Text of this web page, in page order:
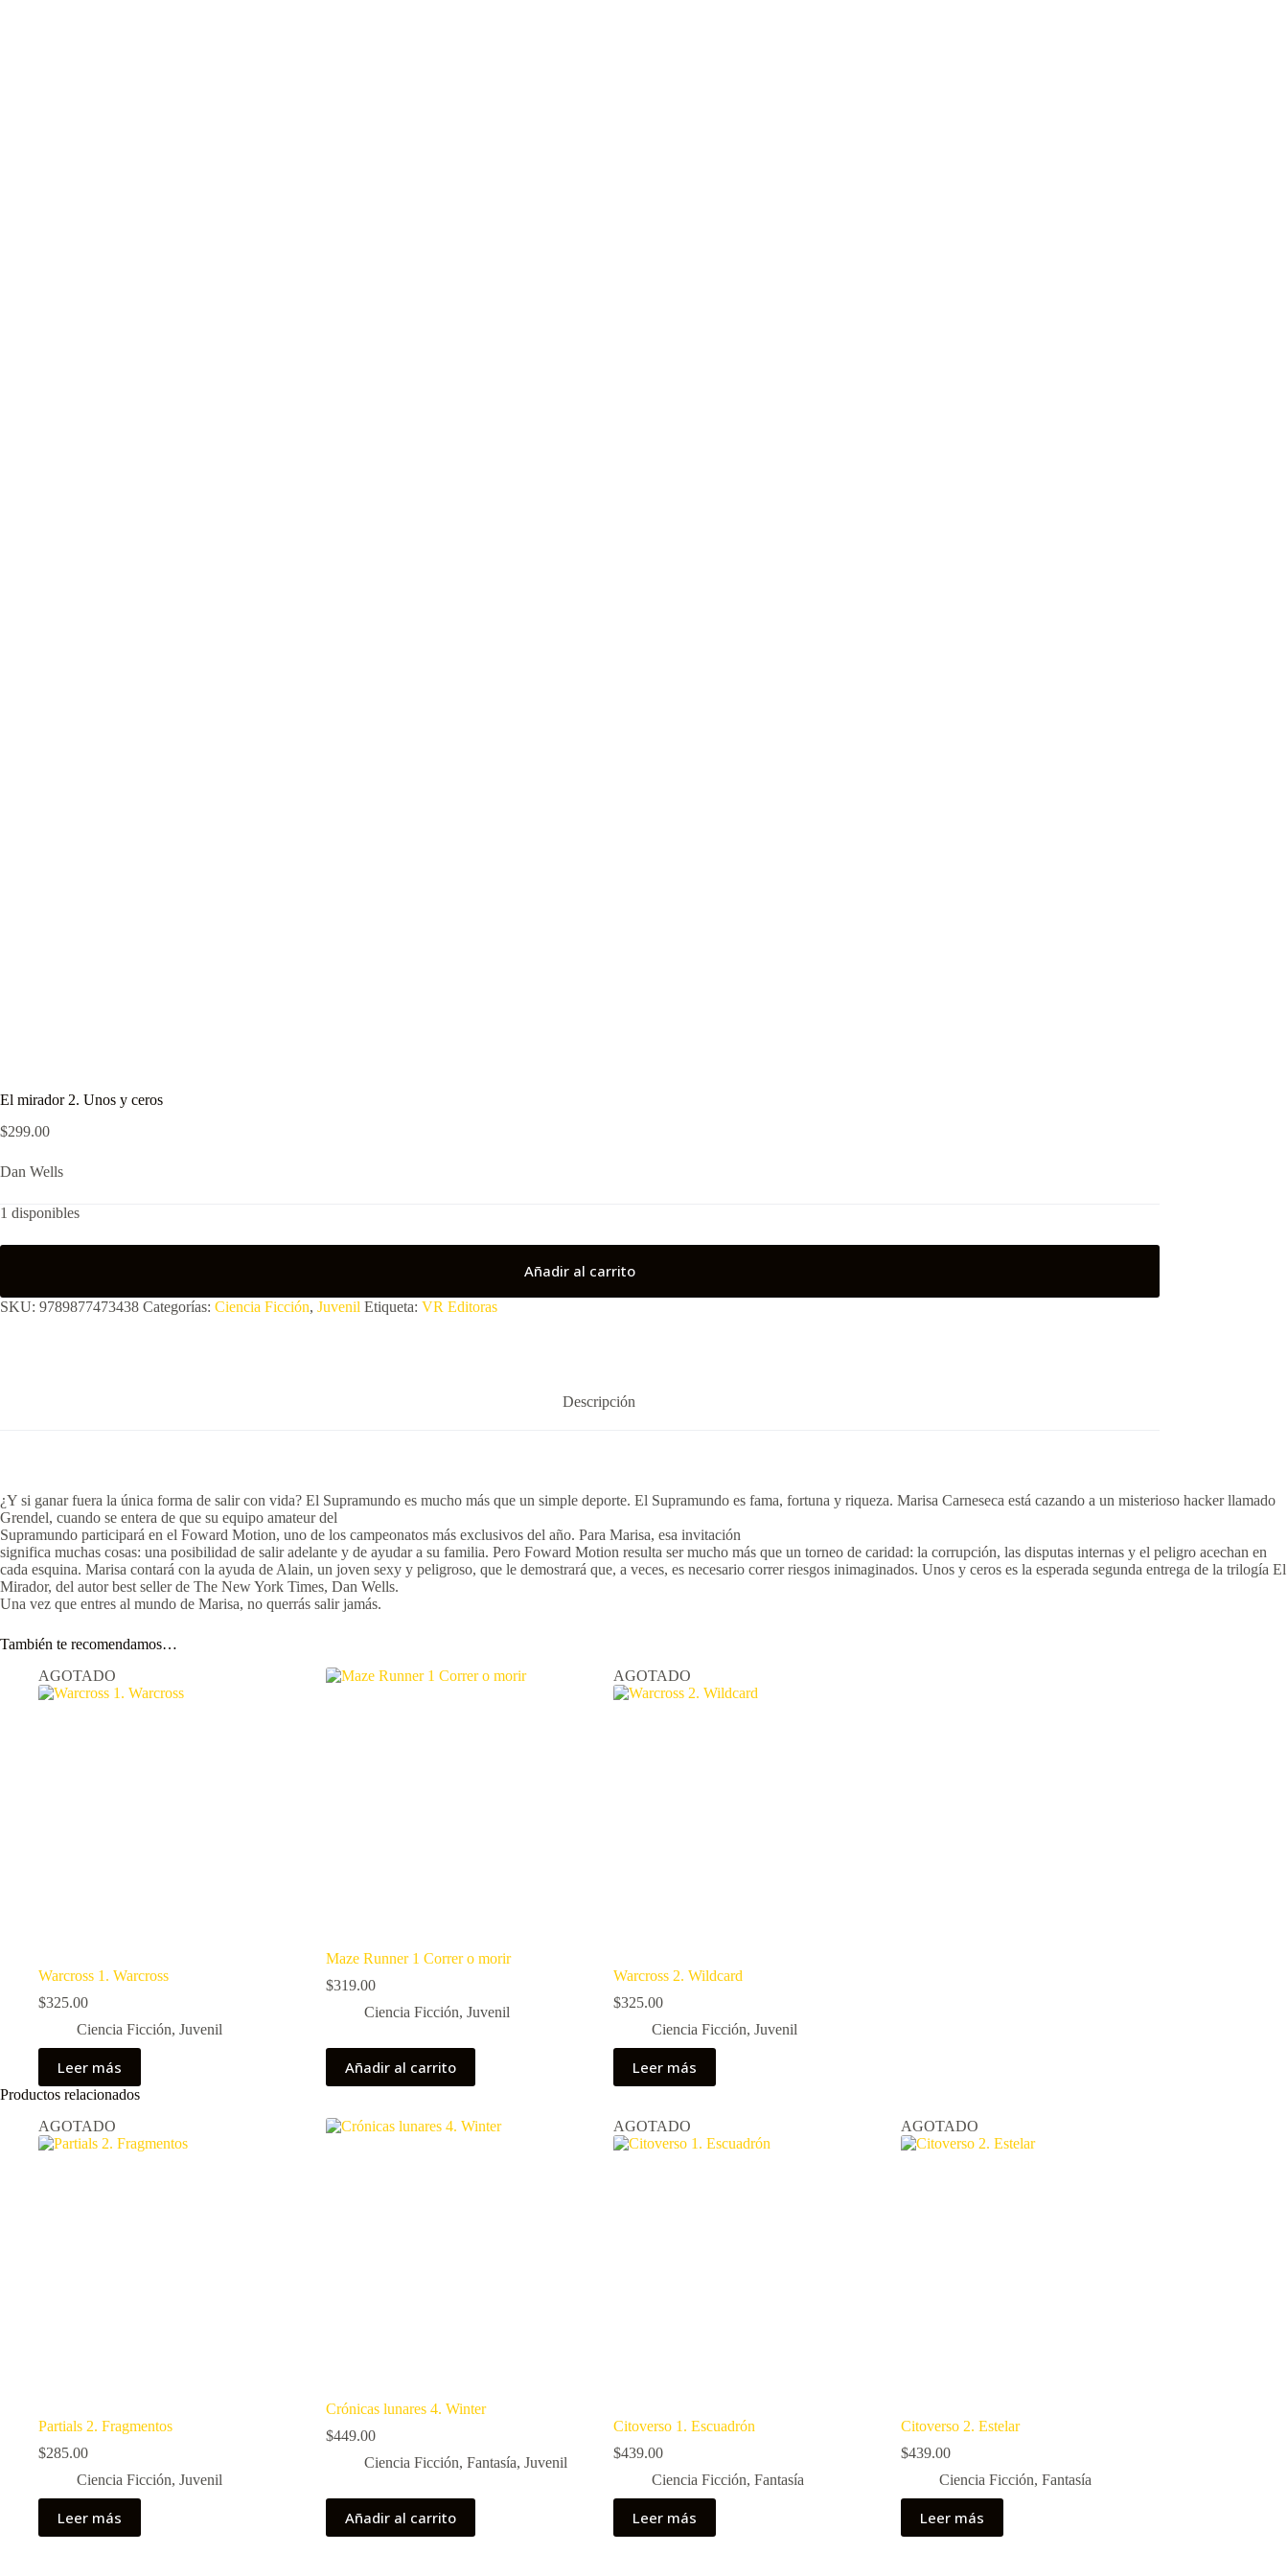
El mirador 2. Unos y ceros
$299.00
Dan Wells
1 disponibles
Añadir al carrito
SKU: 9789877473438 Categorías: Ciencia Ficción, Juvenil Etiqueta: VR Editoras
Descripción
¿Y si ganar fuera la única forma de salir con vida? El Supramundo es mucho más que un simple deporte. El Supramundo es fama, fortuna y riqueza. Marisa Carneseca está cazando a un misterioso hacker llamado
Grendel, cuando se entera de que su equipo amateur del
Supramundo participará en el Foward Motion, uno de los campeonatos más exclusivos del año. Para Marisa, esa invitación
significa muchas cosas: una posibilidad de salir adelante y de ayudar a su familia. Pero Foward Motion resulta ser mucho más que un torneo de caridad: la corrupción, las disputas internas y el peligro acechan en
cada esquina. Marisa contará con la ayuda de Alain, un joven sexy y peligroso, que le demostrará que, a veces, es necesario correr riesgos inimaginados. Unos y ceros es la esperada segunda entrega de la trilogía El
Mirador, del autor best seller de The New York Times, Dan Wells.
Una vez que entres al mundo de Marisa, no querrás salir jamás.
También te recomendamos…
AGOTADO
Warcross 1. Warcross
$325.00
Ciencia Ficción, Juvenil
Leer más
Maze Runner 1 Correr o morir
$319.00
Ciencia Ficción, Juvenil
Añadir al carrito
AGOTADO
Warcross 2. Wildcard
$325.00
Ciencia Ficción, Juvenil
Leer más
Productos relacionados
AGOTADO
Partials 2. Fragmentos
$285.00
Ciencia Ficción, Juvenil
Leer más
Crónicas lunares 4. Winter
$449.00
Ciencia Ficción, Fantasía, Juvenil
Añadir al carrito
AGOTADO
Citoverso 1. Escuadrón
$439.00
Ciencia Ficción, Fantasía
Leer más
AGOTADO
Citoverso 2. Estelar
$439.00
Ciencia Ficción, Fantasía
Leer más